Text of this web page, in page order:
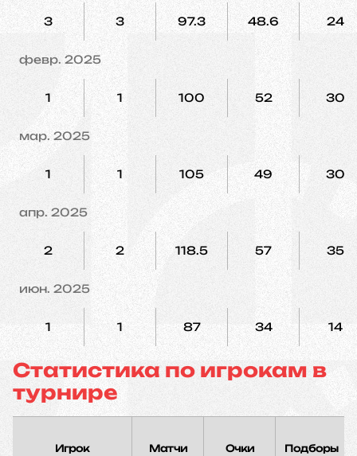
3 3 97.3 48.6 24
февр. 2025
1 1 100 52 30
мар. 2025
1 1 105 49 30
апр. 2025
2 2 118.5 57 35
июн. 2025
1 1 87 34 14
Статистика по игрокам в
турнире
Игрок Матчи Очки Подборы